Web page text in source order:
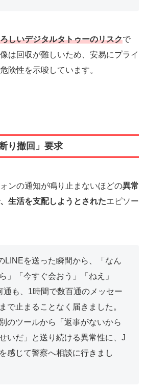
しいデジタルタトゥーのリスクで
は回収が難しいため、安易にプライ
険性を示唆しています。
り撤回」要求
ンの通知が鳴り止まないほどの異常
生活を支配しようとされたエピソー
LINEを送った瞬間から、「なん
」「今すぐ会おう」「ねえ」
も、1時間で数百通のメッセー
で止まることなく届きました。
のツールから「返事がないから
いだ」と送り続ける異常性に、J
感じて警察へ相談に行きまし